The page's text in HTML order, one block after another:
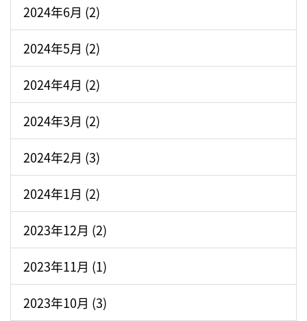
2024年6月 (2)
2024年5月 (2)
2024年4月 (2)
2024年3月 (2)
2024年2月 (3)
2024年1月 (2)
2023年12月 (2)
2023年11月 (1)
2023年10月 (3)